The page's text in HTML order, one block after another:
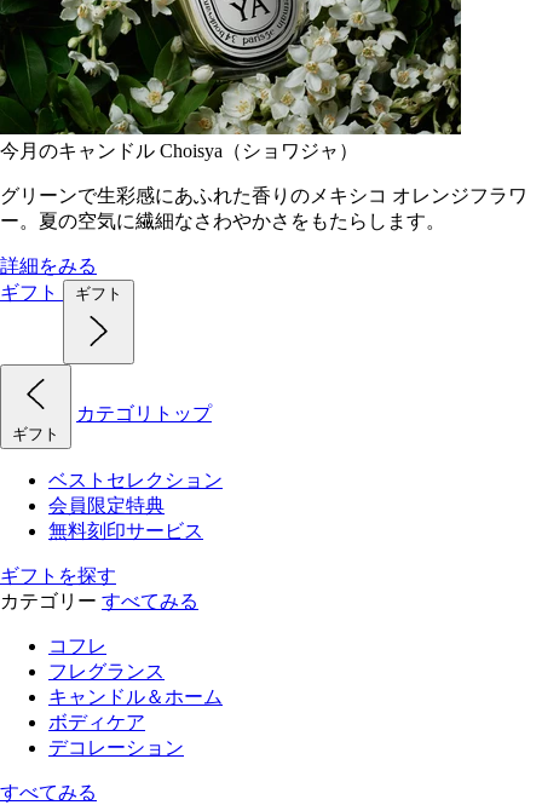
今月のキャンドル Choisya（ショワジャ）
グリーンで生彩感にあふれた香りのメキシコ オレンジフラワ
ー。夏の空気に繊細なさわやかさをもたらします。
詳細をみる
ギフト
ギフト
ギフト
カテゴリトップ
ベストセレクション
会員限定特典
無料刻印サービス
ギフトを探す
カテゴリー すべてみる
コフレ
フレグランス
キャンドル＆ホーム
ボディケア
デコレーション
すべてみる